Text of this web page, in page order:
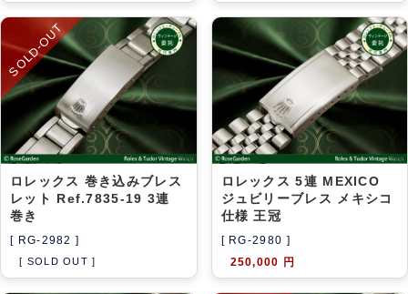
SOLD-OUT
ロレックス 巻き込みブレス
レット Ref.7835-19 3連
巻き
[ RG-2982 ]
[ SOLD OUT ]
ロレックス 5連 MEXICO
ジュビリーブレス メキシコ
仕様 王冠
[ RG-2980 ]
250,000 円